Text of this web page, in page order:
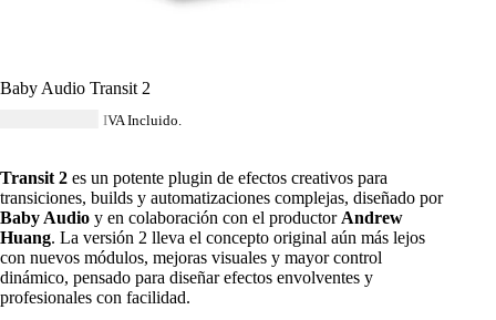
Baby Audio Transit 2
IVA Incluido.
Transit 2 es un potente plugin de efectos creativos para
transiciones, builds y automatizaciones complejas, diseñado por
Baby Audio y en colaboración con el productor Andrew
Huang. La versión 2 lleva el concepto original aún más lejos
con nuevos módulos, mejoras visuales y mayor control
dinámico, pensado para diseñar efectos envolventes y
profesionales con facilidad.